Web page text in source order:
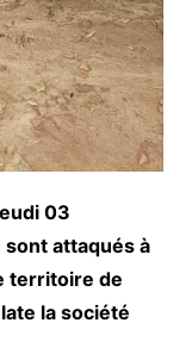
03
sont attaqués à
territoire de
la société